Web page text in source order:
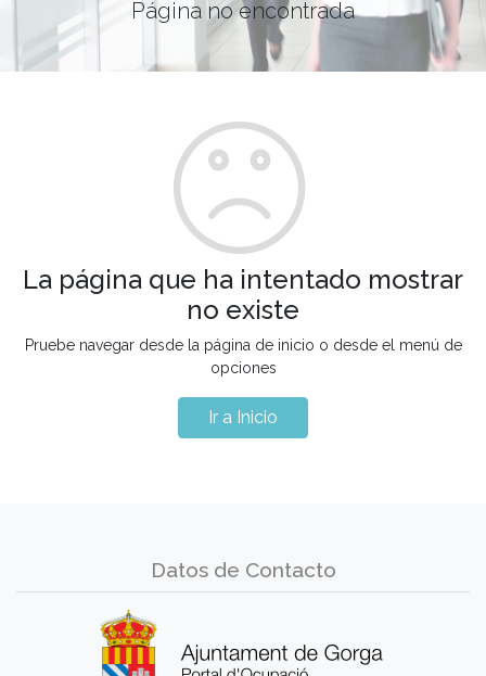
Página no encontrada
La página que ha intentado mostrar
no existe
Pruebe navegar desde la página de inicio o desde el menú de
opciones
Ir a Inicio
Datos de Contacto